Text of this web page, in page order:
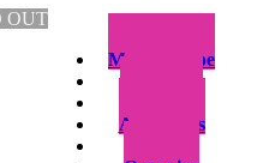
Málaga Type
Anteriores
OUT